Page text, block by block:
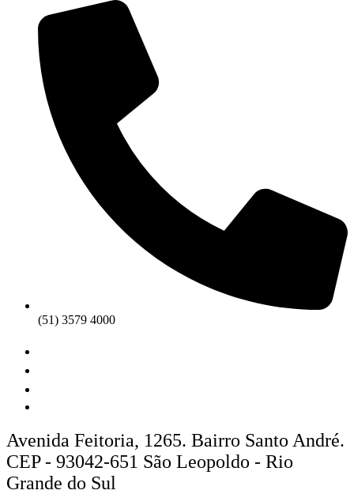
(51) 3579 4000
Avenida Feitoria, 1265. Bairro Santo André.
CEP - 93042-651 São Leopoldo - Rio
Grande do Sul